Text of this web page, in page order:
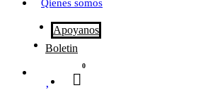
Qienes somos
Apoyanos
Boletin
0